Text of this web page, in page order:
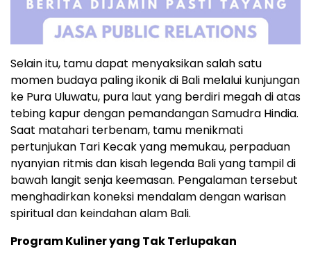
Selain itu, tamu dapat menyaksikan salah satu
momen budaya paling ikonik di Bali melalui kunjungan
ke Pura Uluwatu, pura laut yang berdiri megah di atas
tebing kapur dengan pemandangan Samudra Hindia.
Saat matahari terbenam, tamu menikmati
pertunjukan Tari Kecak yang memukau, perpaduan
nyanyian ritmis dan kisah legenda Bali yang tampil di
bawah langit senja keemasan. Pengalaman tersebut
menghadirkan koneksi mendalam dengan warisan
spiritual dan keindahan alam Bali.
Program Kuliner yang Tak Terlupakan